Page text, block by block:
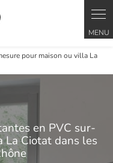
pour maison ou villa La
en PVC sur-
La Ciotat dans les